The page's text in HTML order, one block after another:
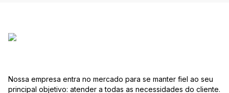
Nossa empresa entra no mercado para se manter fiel ao seu
principal objetivo: atender a todas as necessidades do cliente.